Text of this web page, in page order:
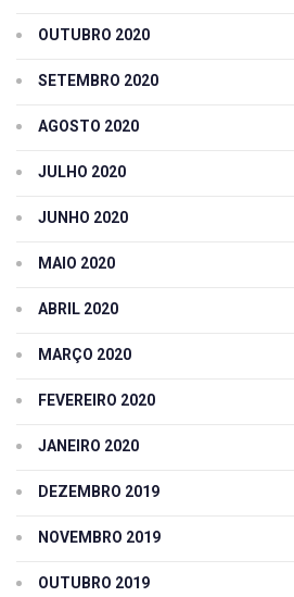
OUTUBRO 2020
SETEMBRO 2020
AGOSTO 2020
JULHO 2020
JUNHO 2020
MAIO 2020
ABRIL 2020
MARÇO 2020
FEVEREIRO 2020
JANEIRO 2020
DEZEMBRO 2019
NOVEMBRO 2019
OUTUBRO 2019